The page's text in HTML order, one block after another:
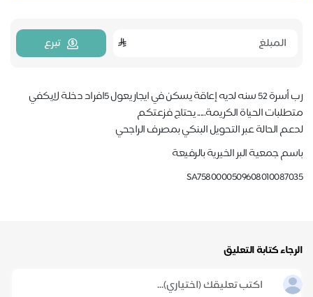
تبرع
رب أسرة 52 سنه لديه إعاقة يسكن في ايجار يعول 5افراد دخلة لايكفي
متطلبات الحياة الكريمة..... يحتاج فزعتكم
لدعم الحالة عبر التحويل البنكي بمصرف الراجحي
باسم جمعية البر الخيرية بالرفيعة
SA7580000509608010087035
الرجاء كتابة التعليق